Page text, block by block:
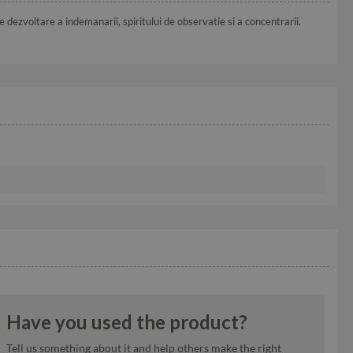
a indemanarii, spiritului de observatie si a concentrarii.
Have you used the product?
Tell us something about it and help others make the right